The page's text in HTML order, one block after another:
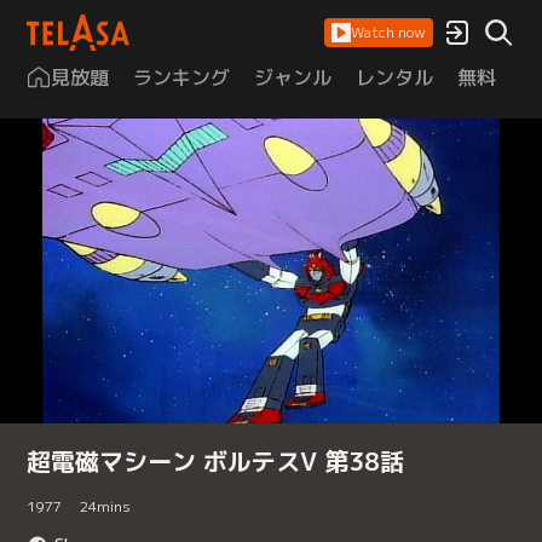
Watch now
見放題 ランキング ジャンル レンタル 無料
超電磁マシーン ボルテスV 第38話
1977 24mins